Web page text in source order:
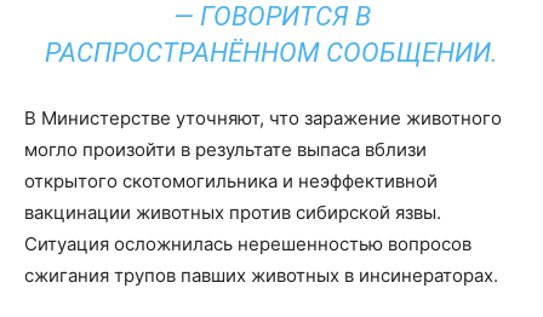
— ГОВОРИТСЯ В
РАСПРОСТРАНЁННОМ СООБЩЕНИИ.
В Министерстве уточняют, что заражение животного
могло произойти в результате выпаса вблизи
открытого скотомогильника и неэффективной
вакцинации животных против сибирской язвы.
Ситуация осложнилась нерешенностью вопросов
сжигания трупов павших животных в инсинераторах.